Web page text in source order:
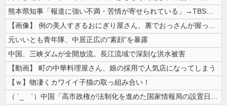
熊本県知事「報道に強い不満・苦情が寄せられている」→TBSの報道特集が...
【画像】 例の美人すぎるおにぎり屋さん、裏でおっさんが握っていたｗｗｗ...
元いいとも青年隊、中居正広の”素顔”を暴露
中国、三峡ダムが全開放流。長江流域で深刻な洪水被害
【動画】 町の中華料理屋さん、娘の採用で人気店になってしまう
【ｗ】物凄くカワイイ子猫の取っ組み合い！
（ ´_ゝ`）中国「高市政権が法制化を進めた国家情報局の設置日が7月3...